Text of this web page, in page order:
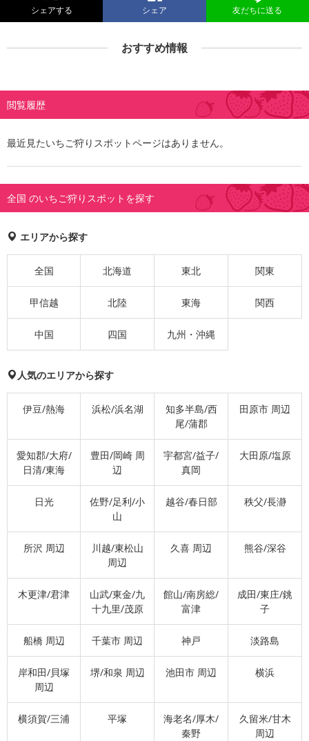
シェアする シェア 友だちに送る
おすすめ情報
閲覧履歴
最近見たいちご狩りスポットページはありません。
全国 のいちご狩りスポットを探す
エリアから探す
全国 北海道 東北 関東
甲信越 北陸 東海 関西
中国 四国 九州・沖縄
人気のエリアから探す
伊豆/熱海 浜松/浜名湖
知多半島/西
尾/蒲郡
田原市 周辺
愛知郡/大府/
日清/東海
豊田/岡崎 周
辺
宇都宮/益子/
真岡
大田原/塩原
日光
佐野/足利/小
山
越谷/春日部 秩父/長瀞
所沢 周辺
川越/東松山
周辺
久喜 周辺 熊谷/深谷
木更津/君津
山武/東金/九
十九里/茂原
館山/南房総/
富津
成田/東庄/銚
子
船橋 周辺 千葉市 周辺 神戸 淡路島
岸和田/貝塚
周辺
堺/和泉 周辺 池田市 周辺 横浜
横須賀/三浦 平塚
海老名/厚木/
秦野
久留米/甘木
周辺